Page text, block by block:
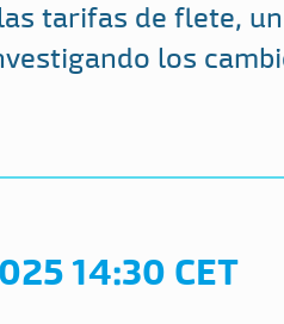
tarifas de flete,
los
14:30 CET